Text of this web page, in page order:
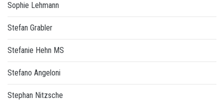
Sophie Lehmann
Stefan Grabler
Stefanie Hehn MS
Stefano Angeloni
Stephan Nitzsche